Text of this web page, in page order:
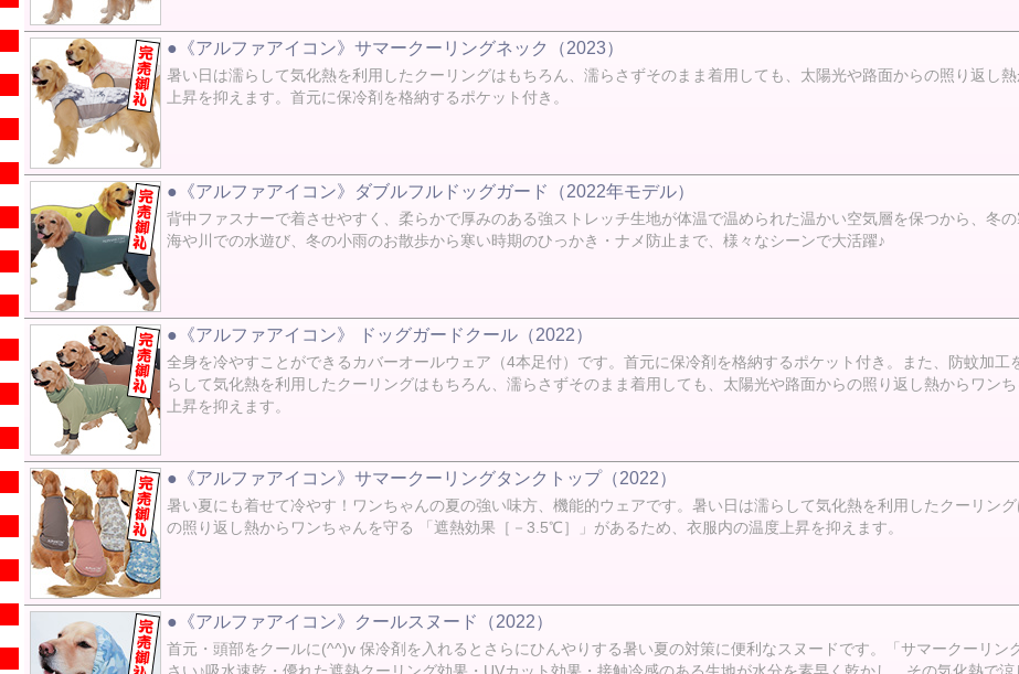
●《アルファアイコン》サマークーリングネック（2023）
暑い日は濡らして気化熱を利用したクーリングはもちろん、濡らさずそのまま着用しても、太陽光や路面からの照り返し
上昇を抑えます。首元に保冷剤を格納するポケット付き。
●《アルファアイコン》ダブルフルドッグガード（2022年モデル）
背中ファスナーで着させやすく、柔らかで厚みのある強ストレッチ生地が体温で温められた温かい空気層を保つから、冬
海や川での水遊び、冬の小雨のお散歩から寒い時期のひっかき・ナメ防止まで、様々なシーンで大活躍♪
●《アルファアイコン》 ドッグガードクール（2022）
全身を冷やすことができるカバーオールウェア（4本足付）です。首元に保冷剤を格納するポケット付き。また、防蚊加
らして気化熱を利用したクーリングはもちろん、濡らさずそのまま着用しても、太陽光や路面からの照り返し熱からワン
上昇を抑えます。
●《アルファアイコン》サマークーリングタンクトップ（2022）
暑い夏にも着せて冷やす！ワンちゃんの夏の強い味方、機能的ウェアです。暑い日は濡らして気化熱を利用したクーリン
の照り返し熱からワンちゃんを守る 「遮熱効果［－3.5℃］」があるため、衣服内の温度上昇を抑えます。
●《アルファアイコン》クールスヌード（2022）
首元・頭部をクールに(^^)v 保冷剤を入れるとさらにひんやりする暑い夏の対策に便利なスヌードです。「サマークーリ